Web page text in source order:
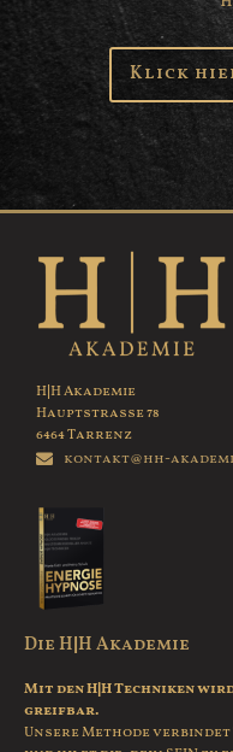
Klick
H|H Akademie
Hauptstrasse 78
6464 Tarrenz
kontakt@hh-
Die H|H Akademie
Mit den H|H Techniken
greifbar.
Unsere Methode verbindet